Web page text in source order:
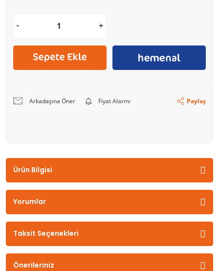
Arkadaşına Öner Fiyat Alarmı Paylaş
Ürün Bilgisi
Yorumlar
Taksit Seçenekleri
Önerileriniz